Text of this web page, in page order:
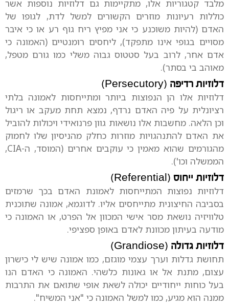
מלבד קטגוריות אלו, מתקיימות גם דלוזיות נוספות אשר
כוללות רעיונות מוזרים הקשורים למשל לדת, לגופו של
האדם (להיות משוכנע כי אני מפיץ ריח גוף רע או כי איבר
מסויים בגופי אינו מתפקד), ליחסים רומנטיים (האמונה כי
אדם אחר, לרוב בעל סטטוס גבוה משלי כמו גורם מטפל,
מאוהב בי בסתר).
דלוזיות רדיפה (Persecutory)
דלוזיות אלו הן הנפוצות ביותר ומתייחסות לאמונה בלתי
רציונלית על פיה האדם נרדף, נמצא תחת מעקב או ריגול
וכן הלאה. מחשבות אלו נושאות גוון פרנואידי ויכולות להוביל
את האדם להתנהגויות מוזרות כחלק מהניסיון שלו לחמוק
מהגורמים שהוא מאמין כי עוקבים אחרים (המוסד, ה-CIA,
הממשלה וכו').
דלוזיות ייחוס (Referential)
דלוזיות נפוצות המתייחסות לאמונת האדם בכך שרמזים
בסביבה החיצונית מתייחסים אליו. לדוגמא, אמונה שתוכנית
טלוויזיה נושאת מסר אישי המכוון אל הפרט, או האמונה כי
מודעה בעיתון מכוונת לאדם באופן ספציפי.
דלוזיות גדולה (Grandiose)
תחושת גדלות וערך עצמי מוגזם, כמו אמונה שיש לי כישרון
עצום, מתנת אל או גאונות כלשהי. האמונה כי האדם הנו
בעל כוחות ייחודיים יכולה לשאת אופי שתואם את התרבות
ממנה הוא מגיע, כמו למשל האמונה כי "אני המשיח".